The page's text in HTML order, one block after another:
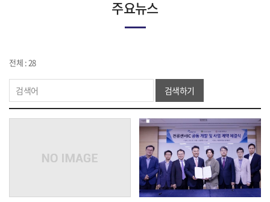
주요뉴스
전체 : 28
검색하기